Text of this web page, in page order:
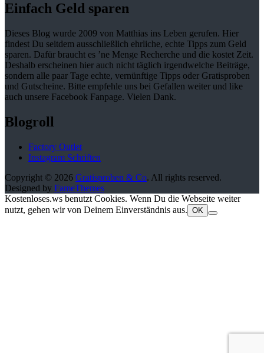
Einfach Geld sparen
Dieses Blog wurde 2009 von Matthias ins Leben gerufen. Hier
findest Du seitdem ausschließlich ehrliche, echte Tipps zum Geld
sparen. Dafür braucht es ’ne Menge Recherche und die kostet Zeit.
Deshalb erscheinen hier auch nicht täglich irgendwelche Beiträge,
sondern alle paar Tage echte, vernünftige Tipps oder Gratisproben
und Gutscheine. Bitte empfehle uns bei Gefallen weiter und like
auch unsere Facebook Fanpage. Vielen Dank.
Blogroll
Factory Outlet
Instagram Schriften
Copyright © 2026 Gratisproben & Co. All rights reserved.
Designed by FameThemes
Kostenloses.ws benutzt Cookies. Wenn Du die Webseite weiter
nutzt, gehen wir von Deinem Einverständnis aus. OK